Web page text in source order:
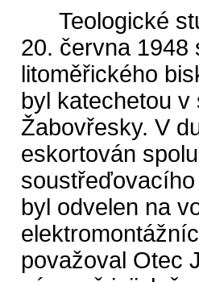
Teologické
20. června
litoměřického
byl katechetou
Žabovřesky. V
eskortován
byl odvelen na
považoval Otec